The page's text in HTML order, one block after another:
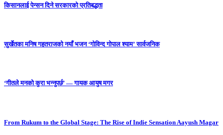
किसानलाई पेन्सन दिने सरकारको प्रतिबद्धता
सुर्खेतका मनिष गहतराजको नयाँ भजन ‘गोविन्द गोपाल श्याम’ सार्वजनिक
‘गीतले मनको कुरा भन्नुपर्छ’ — गायक आयुष मगर
From Rukum to the Global Stage: The Rise of Indie Sensation Aayush Magar